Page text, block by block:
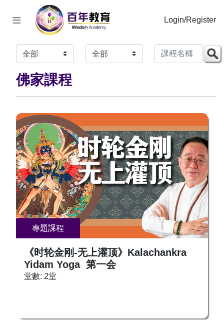
≡ Login/Register
佛家課程
專題課程
《时轮金刚-无上灌顶》Kalachankra
Yidam Yoga 第一会
堂數: 2堂